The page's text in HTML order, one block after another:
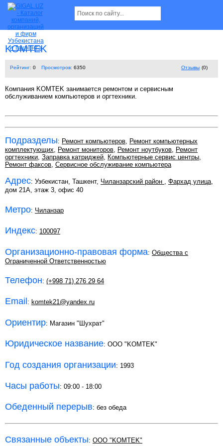
KOMTEK
Рейтинг: 0 Просмотров: 6350 Отзывы (0)
Компания KOMTEK занимается ремонтом и сервисным
обслуживанием компьютеров и оргтехники.
Подразделы: Ремонт компьютеров, Ремонт компьютерных
комплектующих, Ремонт мониторов, Ремонт ноутбуков, Ремонт
оргтехники, Заправка катриджей, Компьютерные сервис центры,
Ремонт факсов, Сервисное обслуживание компьютера
Адрес: Узбекистан, Ташкент, Чиланзарский район , Фархад улица,
дом 21А, этаж 3, офис 40
Метро: Чиланзар
Индекс: 100097
Организационно-правовая форма: Общества с
Ограниченной Ответственностью
Телефон: (+998 71) 276 29 64
Email : komtek21@yandex.ru
Ориентир: Магазин "Шухрат"
Юридическое название: ООО "KOMTEK"
Год создания организации: 1993
Часы работы: 09:00 - 18:00
Обеденный перерыв: без обеда
Связанные объекты: ООО "KOMTEK"